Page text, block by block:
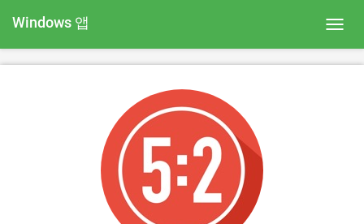
Windows 앱